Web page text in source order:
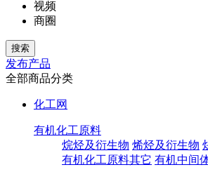
视频
商圈
发布产品
全部商品分类
化工网
有机化工原料
烷烃及衍生物 烯烃及衍生物
有机化工原料其它 有机中间